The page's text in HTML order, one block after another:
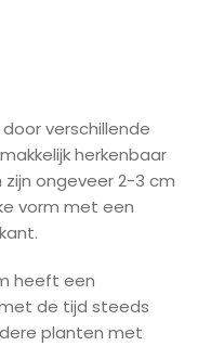
verschillende
herkenbaar
ongeveer 2-3 cm
vorm met een
heeft een
de tijd steeds
planten met